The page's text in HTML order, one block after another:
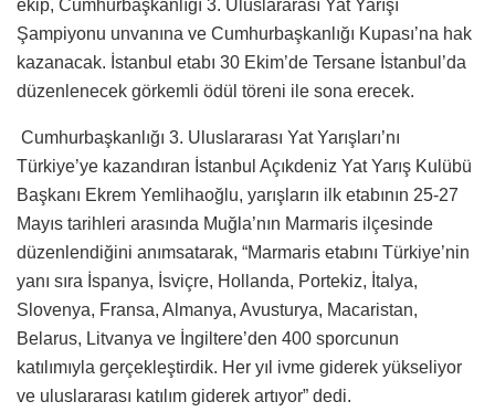
ekip, Cumhurbaşkanlığı 3. Uluslararası Yat Yarışı
Şampiyonu unvanına ve Cumhurbaşkanlığı Kupası’na hak
kazanacak. İstanbul etabı 30 Ekim’de Tersane İstanbul’da
düzenlenecek görkemli ödül töreni ile sona erecek.
Cumhurbaşkanlığı 3. Uluslararası Yat Yarışları’nı
Türkiye’ye kazandıran İstanbul Açıkdeniz Yat Yarış Kulübü
Başkanı Ekrem Yemlihaoğlu, yarışların ilk etabının 25-27
Mayıs tarihleri arasında Muğla’nın Marmaris ilçesinde
düzenlendiğini anımsatarak, “Marmaris etabını Türkiye’nin
yanı sıra İspanya, İsviçre, Hollanda, Portekiz, İtalya,
Slovenya, Fransa, Almanya, Avusturya, Macaristan,
Belarus, Litvanya ve İngiltere’den 400 sporcunun
katılımıyla gerçekleştirdik. Her yıl ivme giderek yükseliyor
ve uluslararası katılım giderek artıyor” dedi.